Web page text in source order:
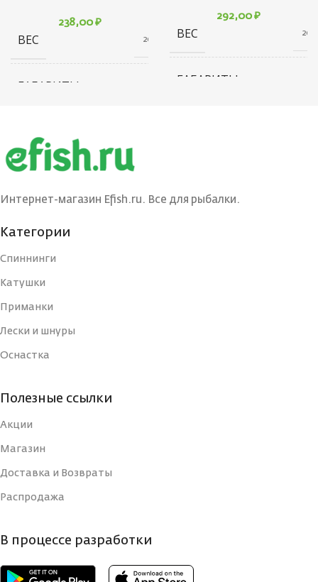
238,00 ₽
ВЕС 20 г
ГАБАРИТЫ
УПАКОВКЕ, ШТ
ЦВЕТ КРЮЧКА
РАЗМЕР КРЮЧКА, N
СТРАНА-
ВИД
Одинарный
292,00 ₽
ВЕС 20 г
ГАБАРИТЫ
Интернет-магазин Efish.ru. Все для рыбалки.
Категории
Спиннинги
Катушки
Приманки
Лески и шнуры
Оснастка
Полезные ссылки
Акции
Магазин
Доставка и Возвраты
Распродажа
В процессе разработки